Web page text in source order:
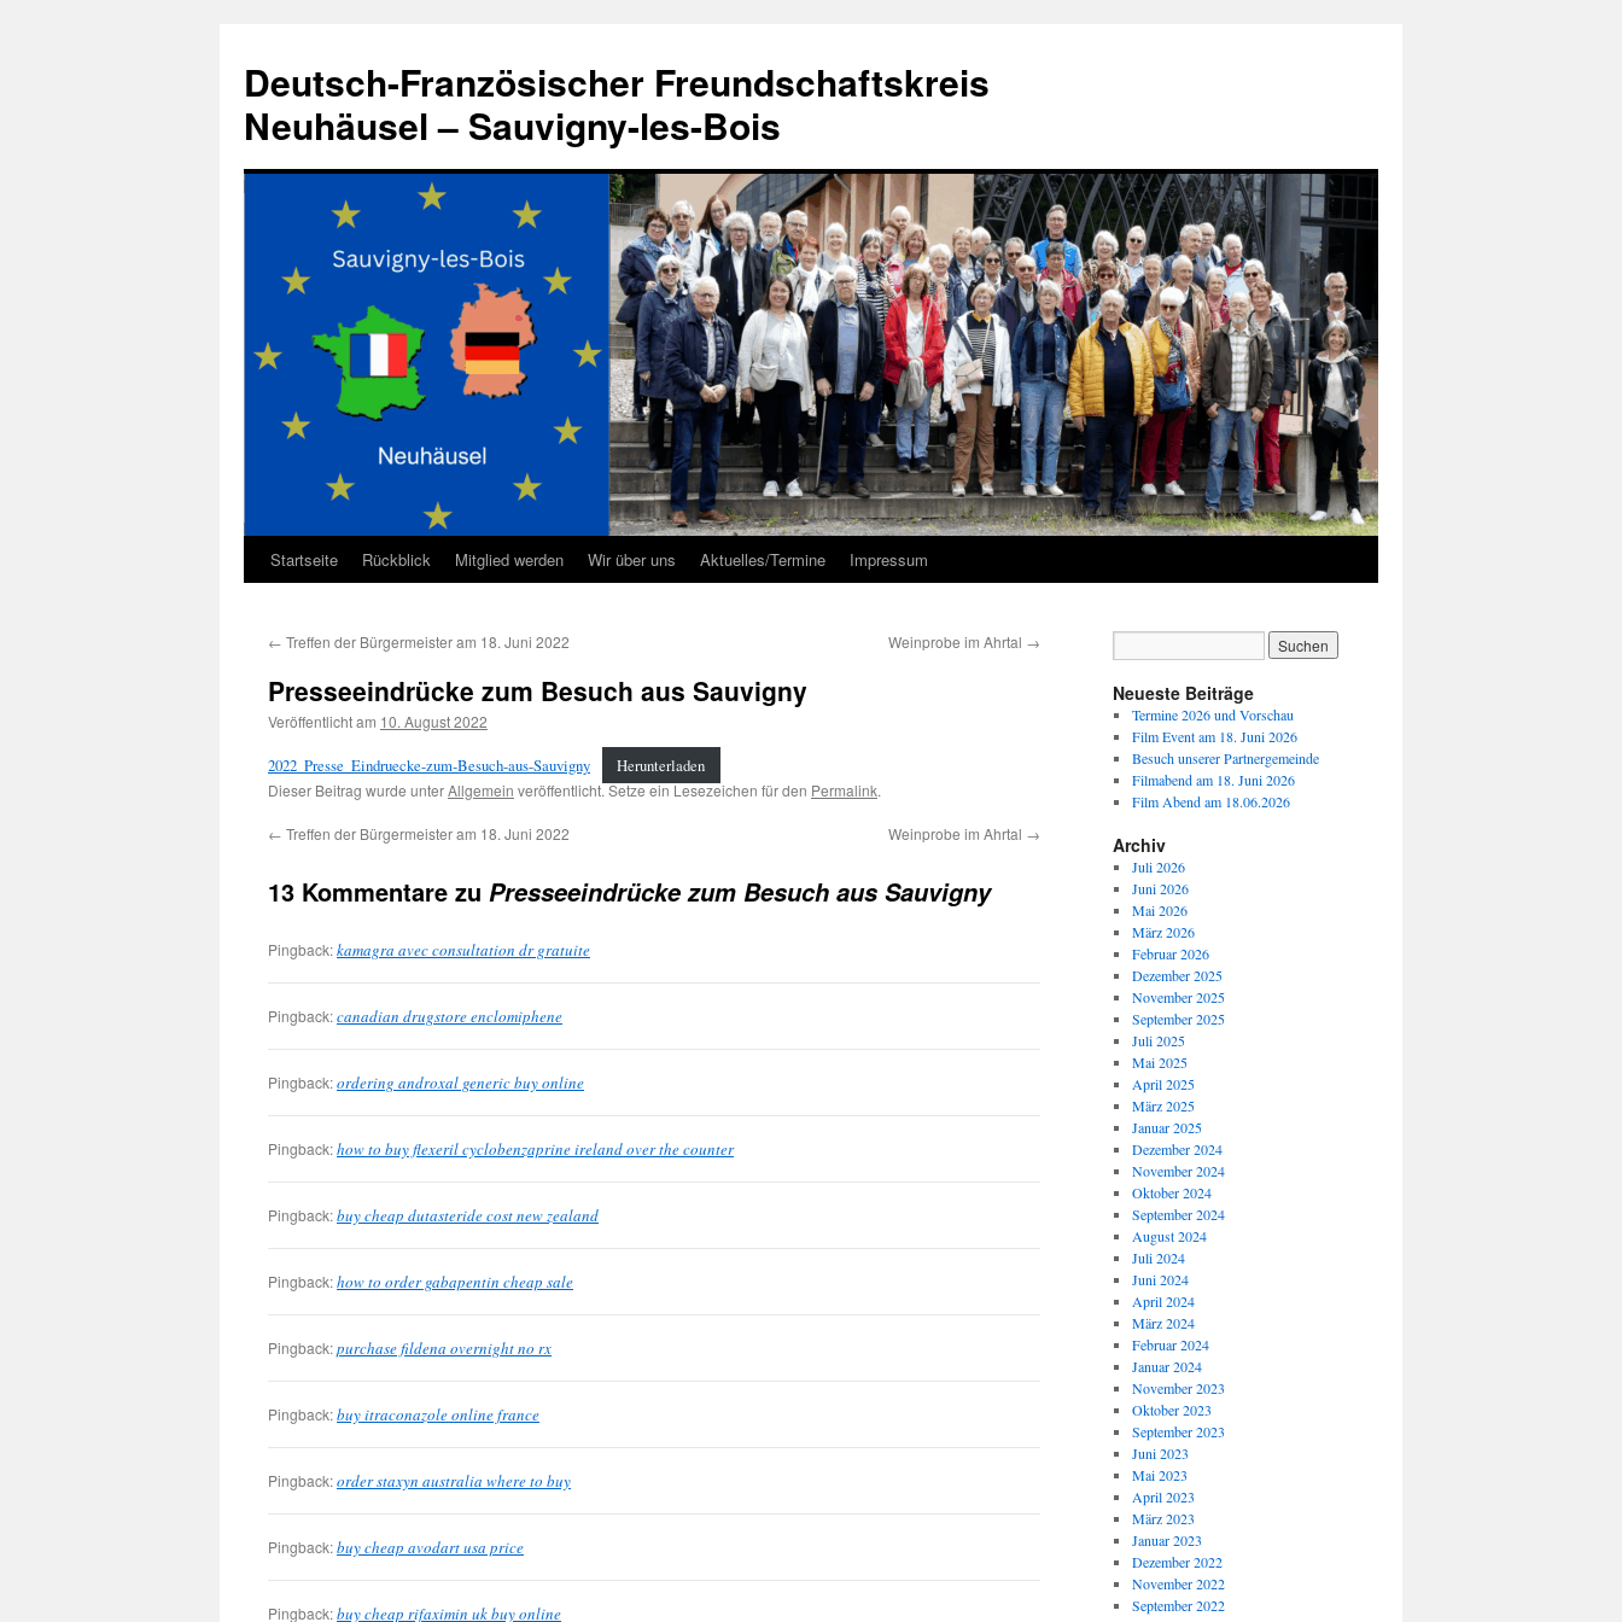
springen
Deutsch-Französischer Freundschaftskreis
Neuhäusel – Sauvigny-les-Bois
Startseite Rückblick Mitglied werden Wir über uns Aktuelles/Termine Impressum
← Treffen der Bürgermeister am 18. Juni 2022 Weinprobe im Ahrtal →
Presseeindrücke zum Besuch aus Sauvigny
Veröffentlicht am 10. August 2022
2022_Presse_Eindruecke-zum-Besuch-aus-Sauvigny Herunterladen
Dieser Beitrag wurde unterAllgemein veröffentlicht. Setze ein Lesezeichen für den Permalink.
← Treffen der Bürgermeister am 18. Juni 2022 Weinprobe im Ahrtal →
13 Kommentare zu Presseeindrücke zum Besuch aus Sauvigny
Pingback:kamagra avec consultation dr gratuite
Pingback:canadian drugstore enclomiphene
Pingback:ordering androxal generic buy online
Pingback:how to buy flexeril cyclobenzaprine ireland over the counter
Pingback:buy cheap dutasteride cost new zealand
Pingback:how to order gabapentin cheap sale
Pingback:purchase fildena overnight no rx
Pingback:buy itraconazole online france
Pingback:order staxyn australia where to buy
Pingback:buy cheap avodart usa price
Pingback:buy cheap rifaximin uk buy online
Neueste Beiträge
Termine 2026 und Vorschau
Film Event am 18. Juni 2026
Besuch unserer Partnergemeinde
Filmabend am 18. Juni 2026
Film Abend am 18.06.2026
Archiv
Juli 2026
Juni 2026
Mai 2026
März 2026
Februar 2026
Dezember 2025
November 2025
September 2025
Juli 2025
Mai 2025
April 2025
März 2025
Januar 2025
Dezember 2024
November 2024
Oktober 2024
September 2024
August 2024
Juli 2024
Juni 2024
April 2024
März 2024
Februar 2024
Januar 2024
November 2023
Oktober 2023
September 2023
Juni 2023
Mai 2023
April 2023
März 2023
Januar 2023
Dezember 2022
November 2022
September 2022